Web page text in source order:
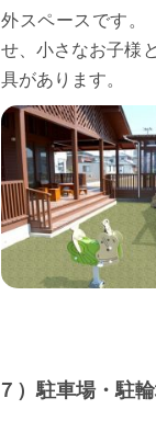
外スペースです。
せ、小さなお子様
具があります。
７）駐車場・駐